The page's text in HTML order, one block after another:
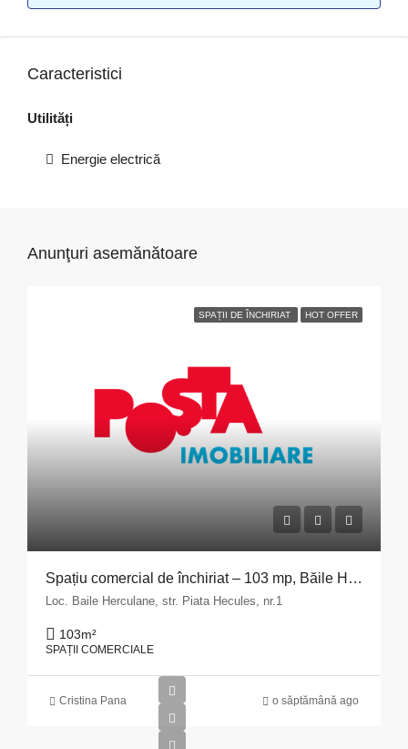
Caracteristici
Utilități
Energie electrică
Anunţuri asemănătoare
SPAȚII DE ÎNCHIRIAT HOT OFFER
Spațiu comercial de închiriat – 103 mp, Băile Herculane
Loc. Baile Herculane, str. Piata Hecules, nr.1
103m²
SPAȚII COMERCIALE
Cristina Pana o săptămână ago